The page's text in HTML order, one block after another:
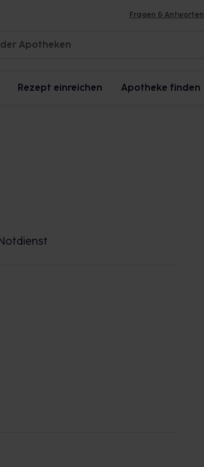
Fragen & Antworten
Rezept einreichen Apotheke finden